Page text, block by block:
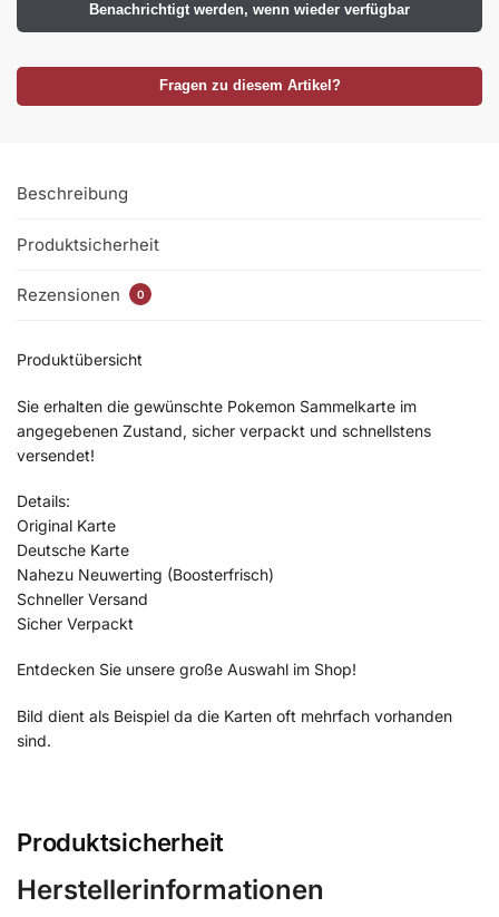
Benachrichtigt werden, wenn wieder verfügbar
Fragen zu diesem Artikel?
Beschreibung
Produktsicherheit
Rezensionen 0
Produktübersicht
Sie erhalten die gewünschte Pokemon Sammelkarte im
angegebenen Zustand, sicher verpackt und schnellstens
versendet!
Details:
Original Karte
Deutsche Karte
Nahezu Neuwerting (Boosterfrisch)
Schneller Versand
Sicher Verpackt
Entdecken Sie unsere große Auswahl im Shop!
Bild dient als Beispiel da die Karten oft mehrfach vorhanden
sind.
Produktsicherheit
Herstellerinformationen